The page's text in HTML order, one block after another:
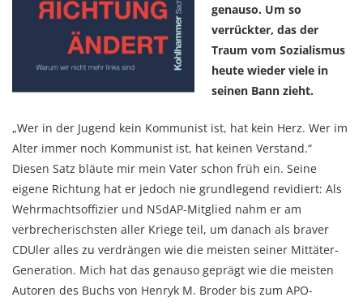
genauso. Um so
verrückter, das der
Traum vom Sozialismus
heute wieder viele in
seinen Bann zieht.
„Wer in der Jugend kein Kommunist ist, hat kein Herz. Wer im
Alter immer noch Kommunist ist, hat keinen Verstand.“
Diesen Satz bläute mir mein Vater schon früh ein. Seine
eigene Richtung hat er jedoch nie grundlegend revidiert: Als
Wehrmachtsoffizier und NSdAP-Mitglied nahm er am
verbrecherischsten aller Kriege teil, um danach als braver
CDUler alles zu verdrängen wie die meisten seiner Mittäter-
Generation. Mich hat das genauso geprägt wie die meisten
Autoren des Buchs von Henryk M. Broder bis zum APO-